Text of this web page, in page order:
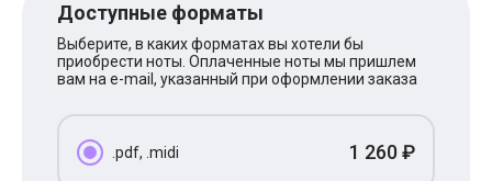
Макс Корж
Алена Швец
Michael Jackson
Modern Talking
BEARWOLF
Доступные форматы
Выберите, в каких форматах вы хотели бы
приобрести ноты. Оплаченные ноты мы пришлем
вам на e-mail, указанный при оформлении заказа
.pdf, .midi 1 260 ₽